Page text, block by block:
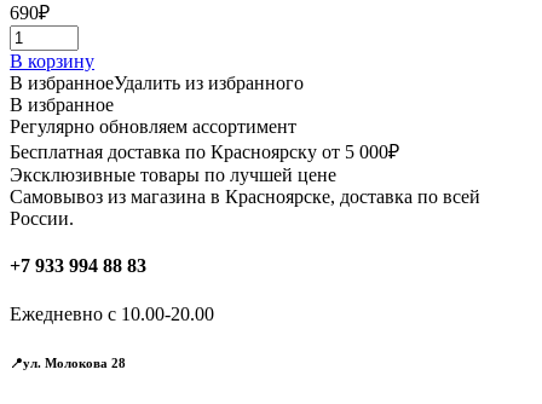
690₽
В корзину
В избранноеУдалить из избранного
В избранное
Регулярно обновляем ассортимент
Бесплатная доставка по Красноярску от 5 000₽
Эксклюзивные товары по лучшей цене
Самовывоз из магазина в Красноярске, доставка по всей
России.
+7 933 994 88 83
Ежедневно с 10.00-20.00
📍ул. Молокова 28